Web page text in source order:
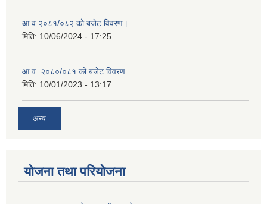
आ.व २०८१/०८२ को बजेट विवरण।
मिति: 10/06/2024 - 17:25
आ.व. २०८०/०८१ को बजेट विवरण
मिति: 10/01/2023 - 13:17
अन्य
योजना तथा परियोजना